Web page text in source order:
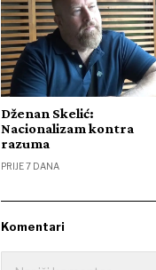
Dženan Skelić:
Nacionalizam kontra
razuma
PRIJE 7 DANA
Komentari